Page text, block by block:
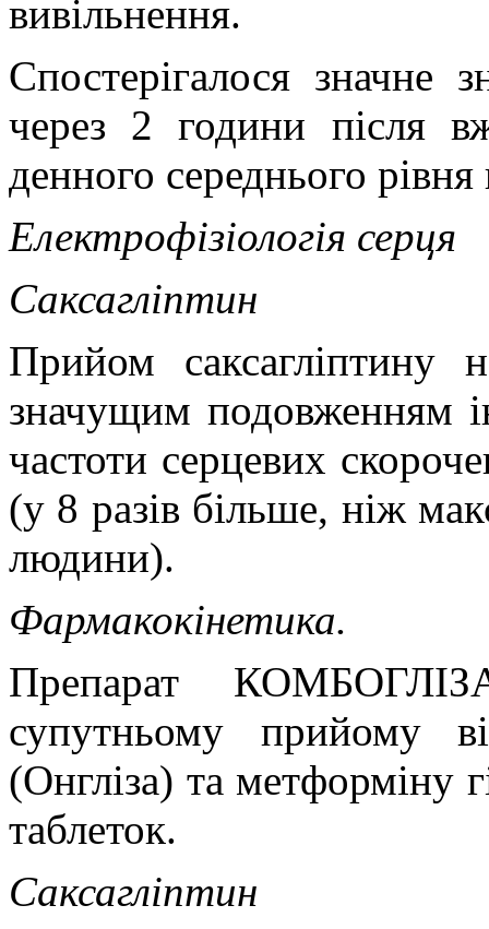
вивільнення.
Спостерігалося значне
через 2 години після
денного середнього
Електрофізіологія серця
Саксагліптин
Прийом саксагліптину
значущим подовженням
частоти серцевих
(у 8 разів більше, ніж
людини).
Фармакокінетика.
Препарат
супутньому прийому
(Онгліза) та метформіну
таблеток.
Саксагліптин